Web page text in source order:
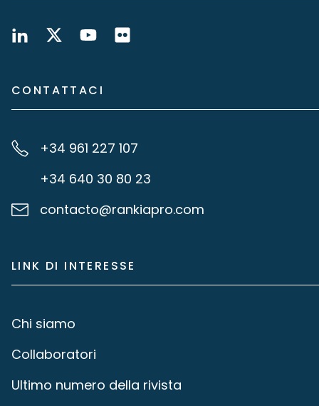
CONTATTACI
+34 961 227 107
+34 640 30 80 23
contacto@rankiapro.com
LINK DI INTERESSE
Chi siamo
Collaboratori
Ultimo numero della rivista